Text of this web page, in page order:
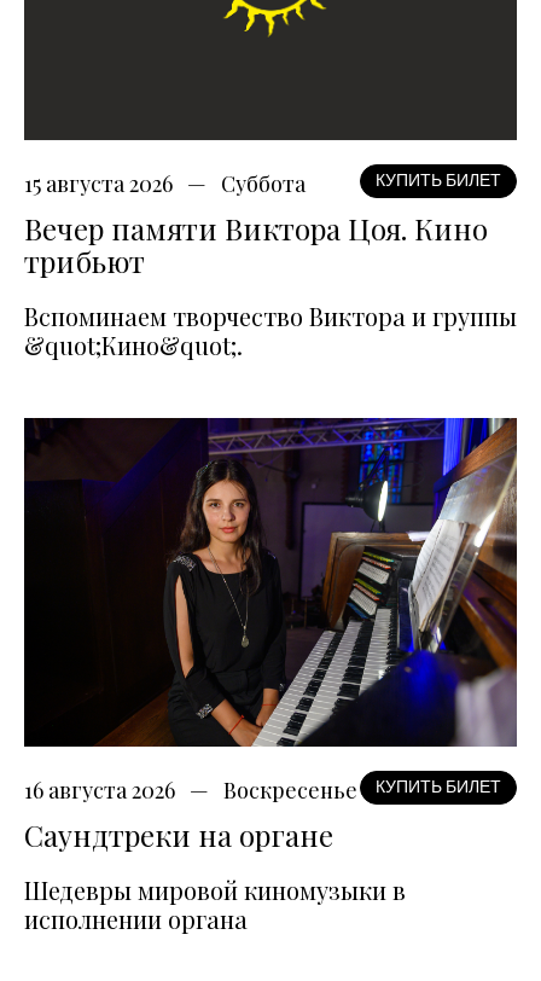
15 августа 2026 Суббота КУПИТЬ БИЛЕТ
Вечер памяти Виктора Цоя. Кино
трибьют
Вспоминаем творчество Виктора и группы
&quot;Кино&quot;.
16 августа 2026 Воскресенье КУПИТЬ БИЛЕТ
Саундтреки на органе
Шедевры мировой киномузыки в
исполнении органа